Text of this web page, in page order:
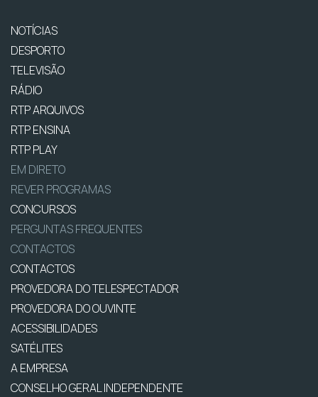
NOTÍCIAS
DESPORTO
TELEVISÃO
RÁDIO
RTP ARQUIVOS
RTP ENSINA
RTP PLAY
EM DIRETO
REVER PROGRAMAS
CONCURSOS
PERGUNTAS FREQUENTES
CONTACTOS
CONTACTOS
PROVEDORA DO TELESPECTADOR
PROVEDORA DO OUVINTE
ACESSIBILIDADES
SATÉLITES
A EMPRESA
CONSELHO GERAL INDEPENDENTE